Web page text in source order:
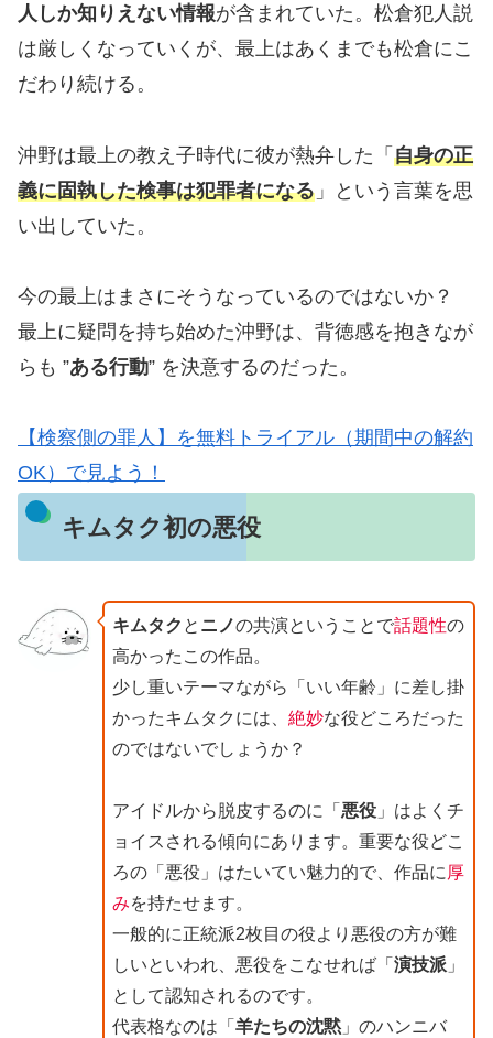
人しか知りえない情報が含まれていた。松倉犯人説
は厳しくなっていくが、最上はあくまでも松倉にこ
だわり続ける。
沖野は最上の教え子時代に彼が熱弁した「 自身の正
義に固執した検事は犯罪者になる 」という言葉を思
い出していた。
今の最上はまさにそうなっているのではないか？
最上に疑問を持ち始めた沖野は、背徳感を抱きなが
らも ”ある行動” を決意するのだった。
【検察側の罪人】を無料トライアル（期間中の解約
OK）で見よう！
キムタク初の悪役
キムタク と ニノの共演ということで話題性の
高かったこの作品。
少し重いテーマながら「いい年齢」に差し掛
かったキムタクには、 絶妙な役どころだった
のではないでしょうか？
アイドルから脱皮するのに「 悪役」はよくチ
ョイスされる傾向にあります。重要な役どこ
ろの「悪役」はたいてい魅力的で、作品に 厚
みを持たせます。
一般的に正統派2枚目の役より悪役の方が難
しいといわれ、悪役をこなせれば「 演技派」
として認知されるのです。
代表格なのは「 羊たちの沈黙」のハンニバ